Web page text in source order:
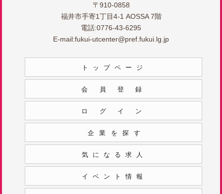
〒910-0858
福井市手寄1丁目4-1 AOSSA 7階
電話:0776-43-6295
E-mail:fukui-utcenter@pref.fukui.lg.jp
トップページ
会員登録
ログイン
企業を探す
気になる求人
イベント情報